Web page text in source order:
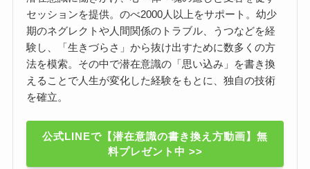
セッションを提供。のべ2000人以上をサポート。幼少
期のネグレクトや人間関係のトラブル、うつなどを経
験し、「生きづらさ」から抜け出すために数多くの方
法を模索。その中で潜在意識の「思い込み」を書き換
えることで人生が変化した経験をもとに、独自の技術
を確立。
公式LINEで【潜在意識の書き換え方動画】無
料プレゼント中 >>